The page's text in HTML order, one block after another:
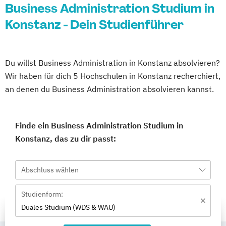
Business Administration Studium in
Konstanz - Dein Studienführer
Du willst Business Administration in Konstanz absolvieren?
Wir haben für dich 5 Hochschulen in Konstanz recherchiert,
an denen du Business Administration absolvieren kannst.
Finde ein Business Administration Studium in
Konstanz, das zu dir passt:
Abschluss wählen
Studienform:
Duales Studium (WDS & WAU)